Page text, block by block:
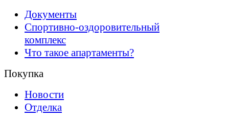
Документы
Спортивно-оздоровительный
комплекс
Что такое апартаменты?
Покупка
Новости
Отделка